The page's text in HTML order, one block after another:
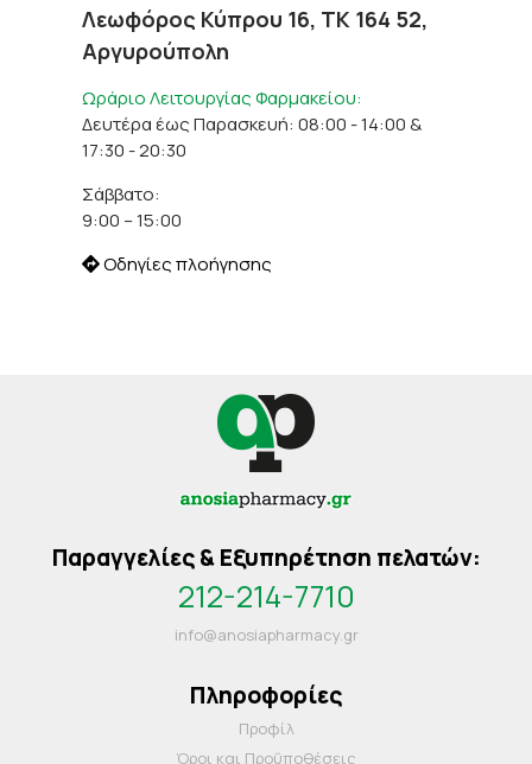
Λεωφόρος Κύπρου 16, ΤΚ 164 52,
Αργυρούπολη
Ωράριο Λειτουργίας Φαρμακείου:
Δευτέρα έως Παρασκευή: 08:00 - 14:00 &
17:30 - 20:30
Σάββατο:
9:00 – 15:00
Οδηγίες πλοήγησης
Παραγγελίες & Εξυπηρέτηση πελατών:
212-214-7710
info@anosiapharmacy.gr
Πληροφορίες
Προφίλ
Όροι και Προΰποθέσεις